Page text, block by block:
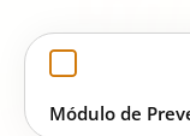
Módulo de